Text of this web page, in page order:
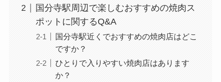
国分寺駅周辺で楽しむおすすめの焼肉ス
ポットに関するQ&A
国分寺駅近くでおすすめの焼肉店はどこ
ですか？
ひとりで入りやすい焼肉店はあります
か？